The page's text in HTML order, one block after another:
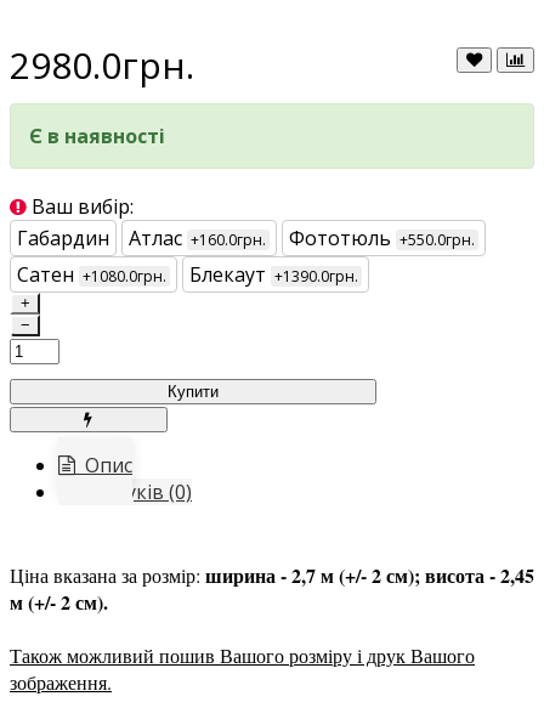
2980.0грн.
Є в наявності
Ваш вибір:
Габардин
Атлас +160.0грн. Фототюль +550.0грн.
Сатен +1080.0грн. Блекаут +1390.0грн.
+
−
Купити
Опис
Відгуків (0)
Ціна вказана за розмір: ширина - 2,7 м (+/- 2 см); висота - 2,45
м (+/- 2 см).
Також можливий пошив Вашого розміру і друк Вашого
зображення.